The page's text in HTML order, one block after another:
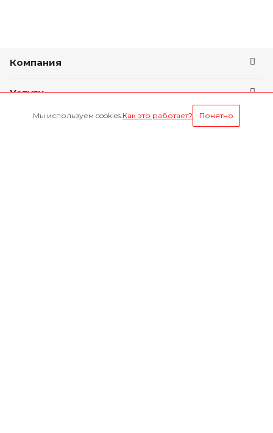
Компания
Услуги
Условия оплаты
Мы используем cookies.Как это работает? Понятно